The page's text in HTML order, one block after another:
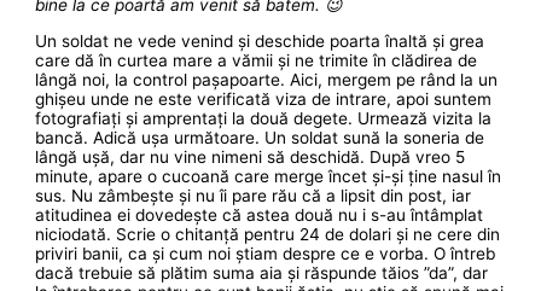
bine la ce poartă am venit să batem. 😉
Un soldat ne vede venind și deschide poarta înaltă și grea
care dă în curtea mare a vămii și ne trimite în clădirea de
lângă noi, la control pașapoarte. Aici, mergem pe rând la un
ghișeu unde ne este verificată viza de intrare, apoi suntem
fotografiați și amprentați la două degete. Urmează vizita la
bancă. Adică ușa următoare. Un soldat sună la soneria de
lângă ușă, dar nu vine nimeni să deschidă. După vreo 5
minute, apare o cucoană care merge încet și-și ține nasul în
sus. Nu zâmbește și nu îi pare rău că a lipsit din post, iar
atitudinea ei dovedește că astea două nu i s-au întâmplat
niciodată. Scrie o chitanță pentru 24 de dolari și ne cere din
priviri banii, ca și cum noi știam despre ce e vorba. O întreb
dacă trebuie să plătim suma aia și răspunde tăios ”da”, dar